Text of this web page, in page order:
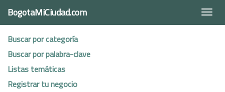
BogotaMiCiudad.com
Buscar por categoría
Buscar por palabra-clave
Listas temáticas
Registrar tu negocio